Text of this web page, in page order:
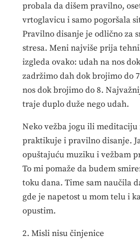
probala da dišem pravilno,
vrtoglavicu i samo pogoršala
Pravilno disanje je odlično za
stresa. Meni najviše prija
izgleda ovako: udah na nos
zadržimo dah dok brojimo do
nos dok brojimo do 8.
traje duplo duže nego udah.
Neko vežba jogu ili meditaciju
praktikuje i pravilno disanje.
opuštajuću muziku i vežbam
To mi pomaže da budem
toku dana. Time sam naučila
gde je napetost u mom telu i
opustim.
2. Misli nisu činjenice